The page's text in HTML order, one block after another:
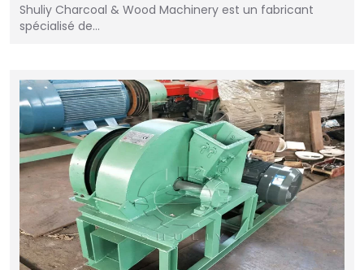
Shuliy Charcoal & Wood Machinery est un fabricant
spécialisé de…